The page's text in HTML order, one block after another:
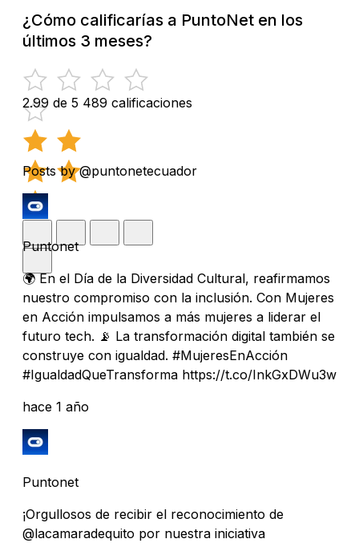
¿Cómo calificarías a PuntoNet en los
últimos 3 meses?
2.99 de 5 489 calificaciones
Posts by @puntonetecuador
Puntonet
🌍 En el Día de la Diversidad Cultural, reafirmamos
nuestro compromiso con la inclusión. Con Mujeres
en Acción impulsamos a más mujeres a liderar el
futuro tech. 📡 La transformación digital también se
construye con igualdad. #MujeresEnAcción
#IgualdadQueTransforma https://t.co/InkGxDWu3w
hace 1 año
Puntonet
¡Orgullosos de recibir el reconocimiento de
@lacamaradequito por nuestra iniciativa